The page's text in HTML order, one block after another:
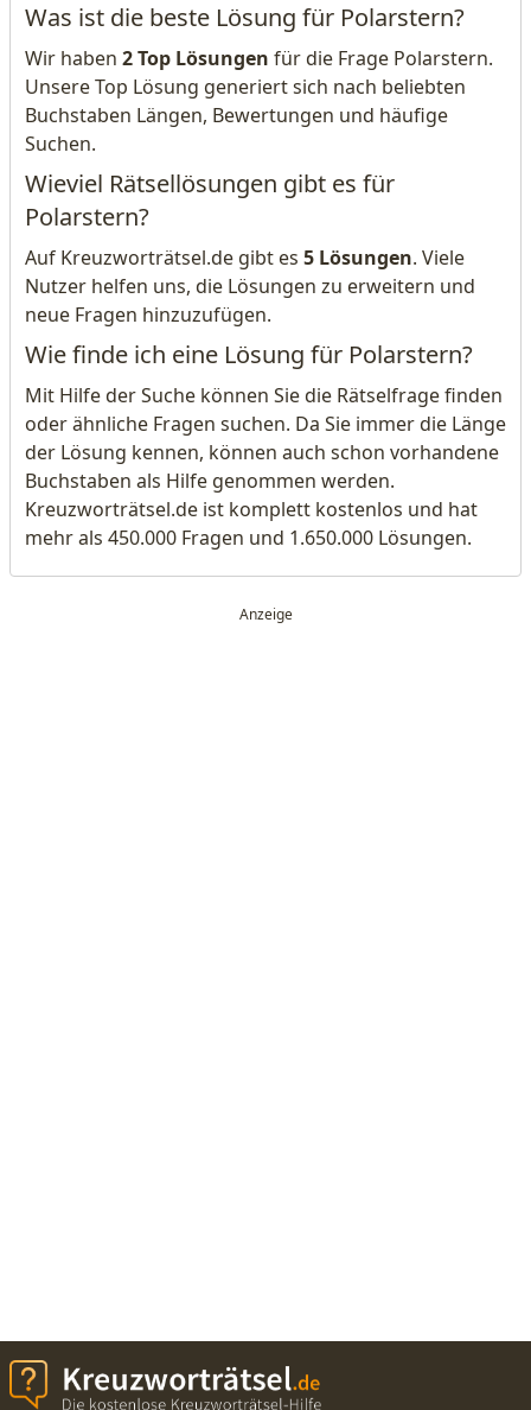
Was ist die beste Lösung für Polarstern?
Wir haben 2 Top Lösungen für die Frage Polarstern.
Unsere Top Lösung generiert sich nach beliebten
Buchstaben Längen, Bewertungen und häufige
Suchen.
Wieviel Rätsellösungen gibt es für
Polarstern?
Auf Kreuzworträtsel.de gibt es 5 Lösungen. Viele
Nutzer helfen uns, die Lösungen zu erweitern und
neue Fragen hinzuzufügen.
Wie finde ich eine Lösung für Polarstern?
Mit Hilfe der Suche können Sie die Rätselfrage finden
oder ähnliche Fragen suchen. Da Sie immer die Länge
der Lösung kennen, können auch schon vorhandene
Buchstaben als Hilfe genommen werden.
Kreuzworträtsel.de ist komplett kostenlos und hat
mehr als 450.000 Fragen und 1.650.000 Lösungen.